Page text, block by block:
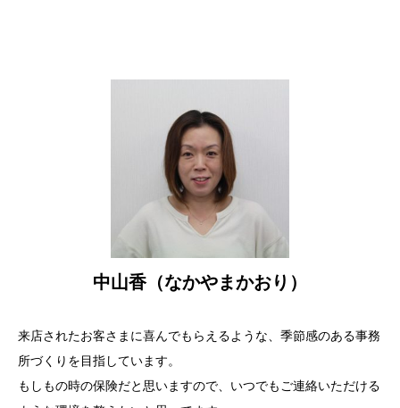
中山香（なかやまかおり）
来店されたお客さまに喜んでもらえるような、季節感のある事務
所づくりを目指しています。
もしもの時の保険だと思いますので、いつでもご連絡いただける